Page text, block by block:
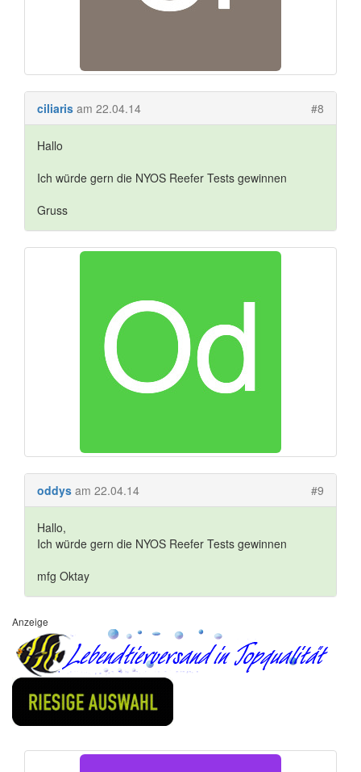
ciliaris am 22.04.14 #8
Hallo
Ich würde gern die NYOS Reefer Tests gewinnen
Gruss
oddys am 22.04.14 #9
Hallo,
Ich würde gern die NYOS Reefer Tests gewinnen
mfg Oktay
Anzeige